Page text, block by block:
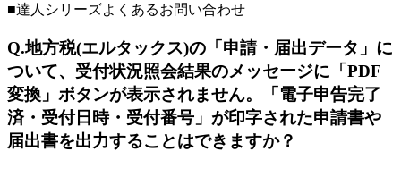
■達人シリーズよくあるお問い合わせ
Q.地方税(エルタックス)の「申請・届出データ」に
ついて、受付状況照会結果のメッセージに「PDF
変換」ボタンが表示されません。「電子申告完了
済・受付日時・受付番号」が印字された申請書や
届出書を出力することはできますか？